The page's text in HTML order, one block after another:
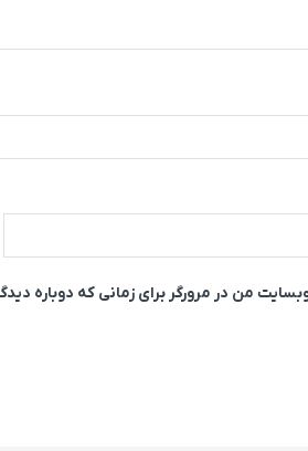
وبسایت من در مرورگر برای زمانی که دوباره